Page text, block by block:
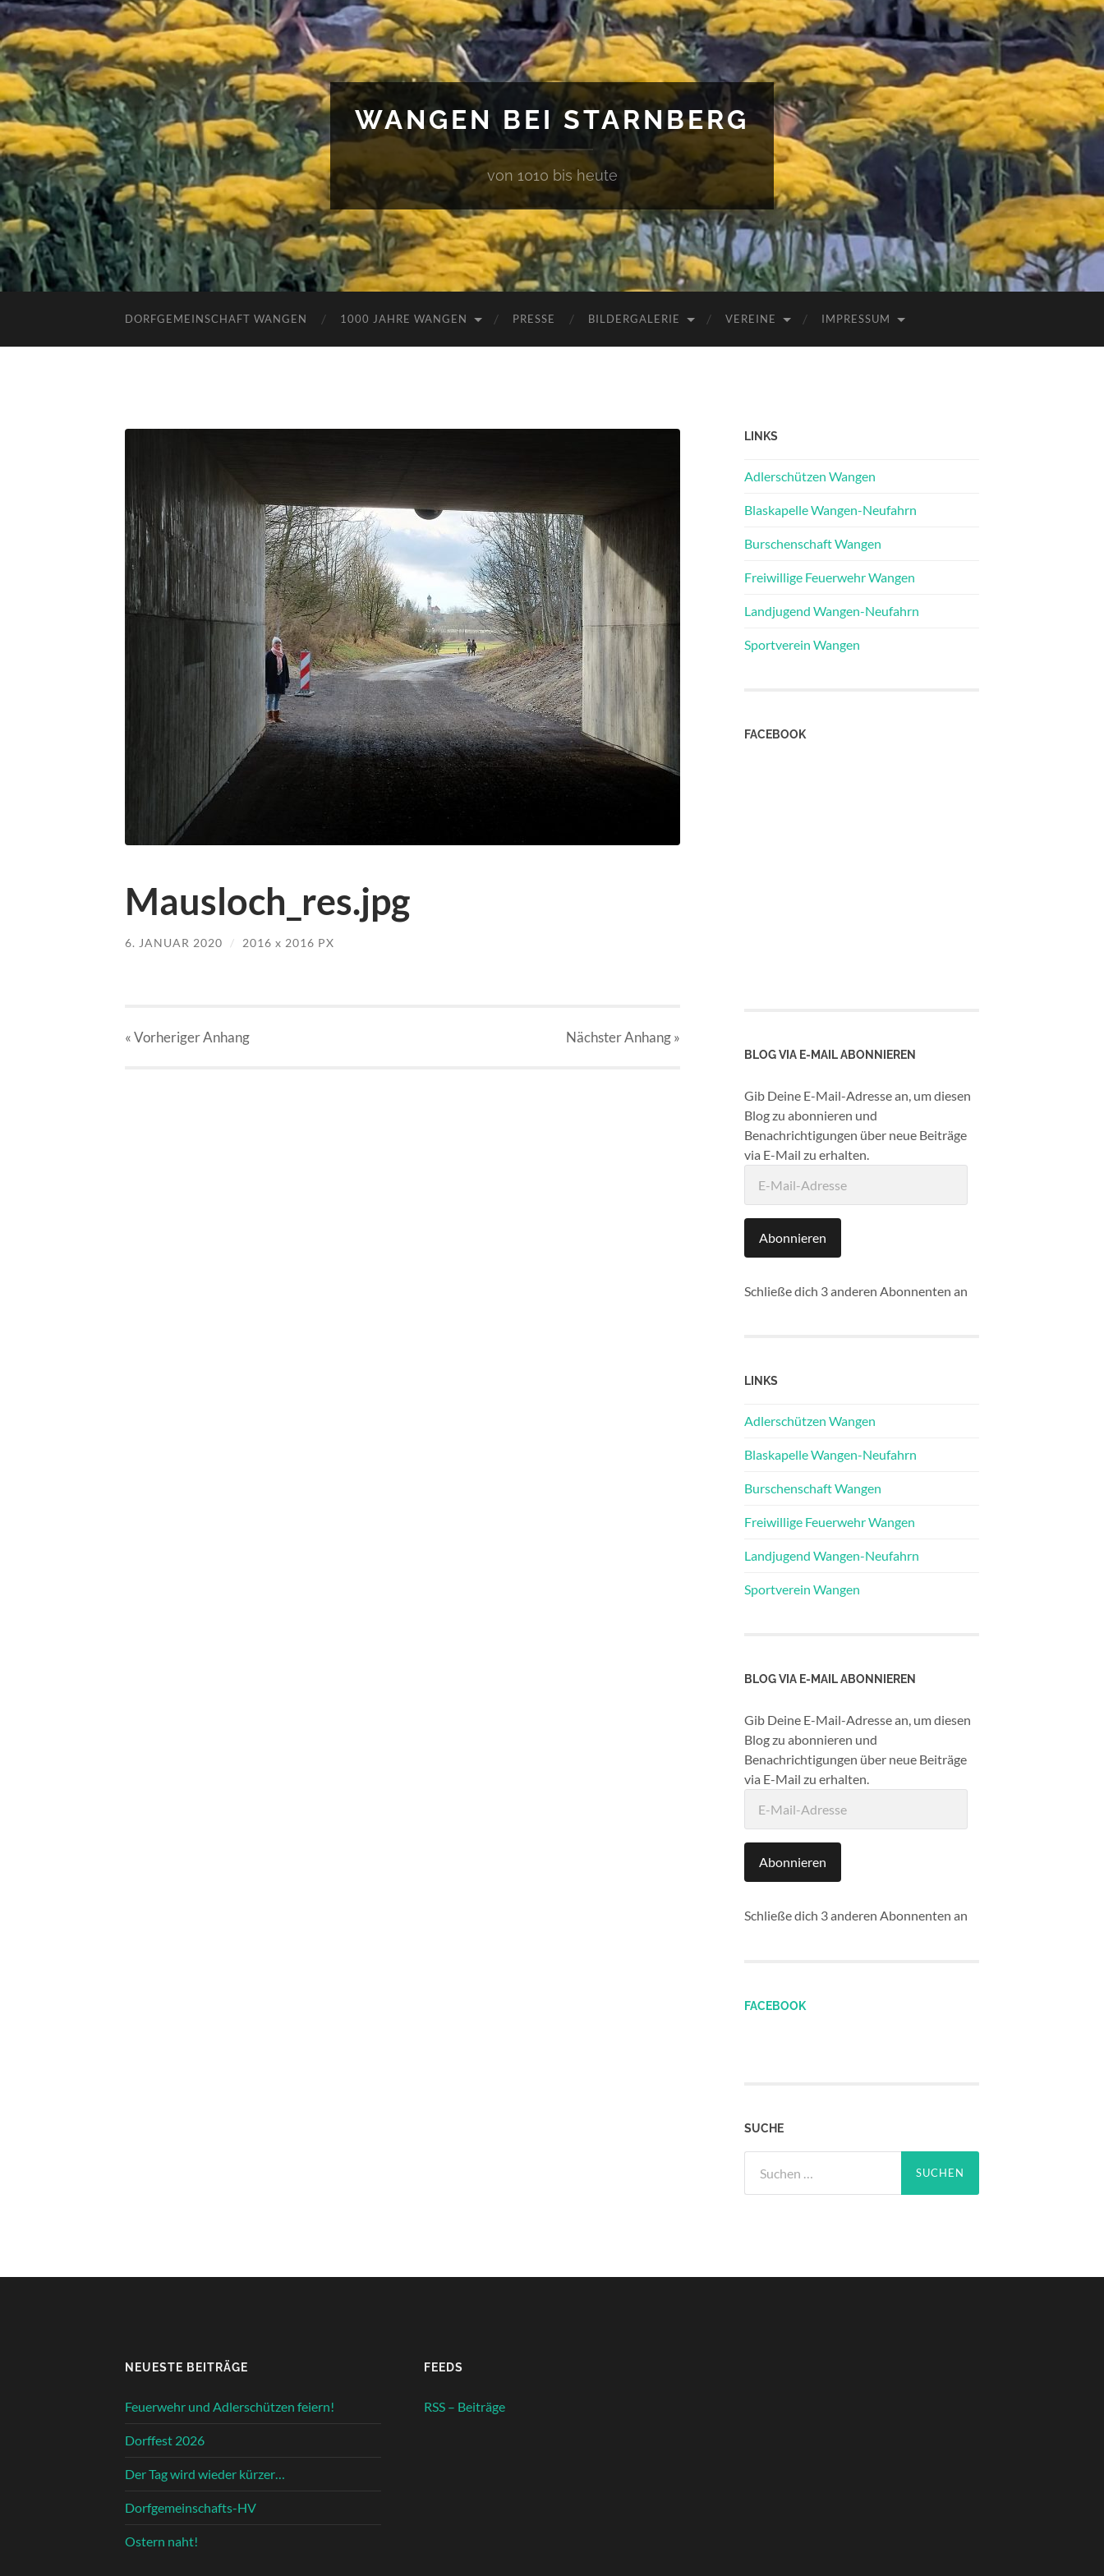
WANGEN BEI STARNBERG
von 1010 bis heute
DORFGEMEINSCHAFT WANGEN 1000 JAHRE WANGEN PRESSE BILDERGALERIE VEREINE IMPRESSUM
Mausloch_res.jpg
6. JANUAR 2020 / 2016 x 2016 PX
« VorherigerAnhang NächsterAnhang»
LINKS
Adlerschützen Wangen
Blaskapelle Wangen-Neufahrn
Burschenschaft Wangen
Freiwillige Feuerwehr Wangen
Landjugend Wangen-Neufahrn
Sportverein Wangen
FACEBOOK
BLOG VIA E-MAIL ABONNIEREN
Gib Deine E-Mail-Adresse an, um diesen
Blog zu abonnieren und
Benachrichtigungen über neue Beiträge
via E-Mail zu erhalten.
Mail-
Abonnieren
Schließe dich 3 anderen Abonnenten an
LINKS
Adlerschützen Wangen
Blaskapelle Wangen-Neufahrn
Burschenschaft Wangen
Freiwillige Feuerwehr Wangen
Landjugend Wangen-Neufahrn
Sportverein Wangen
BLOG VIA E-MAIL ABONNIEREN
Gib Deine E-Mail-Adresse an, um diesen
Blog zu abonnieren und
Benachrichtigungen über neue Beiträge
via E-Mail zu erhalten.
Mail-
Abonnieren
Schließe dich 3 anderen Abonnenten an
FACEBOOK
SUCHE
nach:
NEUESTE BEITRÄGE
Feuerwehr und Adlerschützen feiern!
Dorffest 2026
Der Tag wird wieder kürzer…
Dorfgemeinschafts-HV
Ostern naht!
FEEDS
RSS – Beiträge